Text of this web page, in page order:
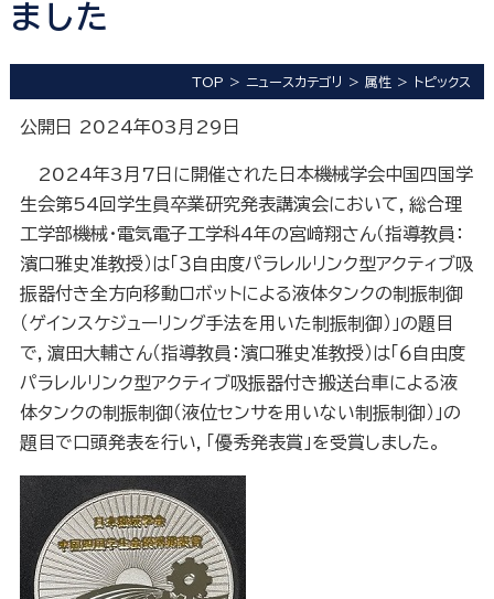
ました
TOP ニュースカテゴリ 属性 トピックス
公開日 2024年03月29日
2024年3月7日に開催された日本機械学会中国四国学
生会第54回学生員卒業研究発表講演会において，総合理
工学部機械・電気電子工学科4年の宮﨑翔さん（指導教員：
濱口雅史准教授）は「３自由度パラレルリンク型アクティブ吸
振器付き全方向移動ロボットによる液体タンクの制振制御
（ゲインスケジューリング手法を用いた制振制御）」の題目
で，濵田大輔さん（指導教員：濱口雅史准教授）は「６自由度
パラレルリンク型アクティブ吸振器付き搬送台車による液
体タンクの制振制御（液位センサを用いない制振制御）」の
題目で口頭発表を行い，「優秀発表賞」を受賞しました。